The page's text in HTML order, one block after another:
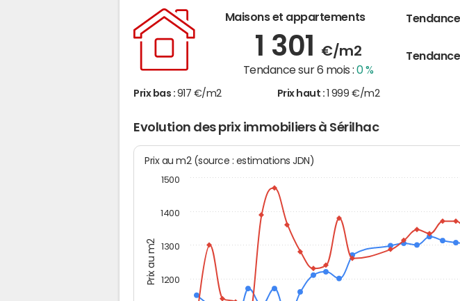
Maisons et appartements
1 301 €/m2
Tendance sur 6 mois :0 %
Prix bas : 917 €/m2 Prix haut : 1 999 €/m2
Evolution des prix immobiliers à Sérilhac
Prix au m2
Prix au m2 (source : estimations JDN)
1200
1300
1400
1500